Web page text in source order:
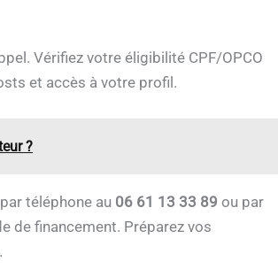
Vérifiez votre éligibilité CPF/OPCO
et accès à votre profil.
?
téléphone au 06 61 13 33 89 ou par
de financement. Préparez vos